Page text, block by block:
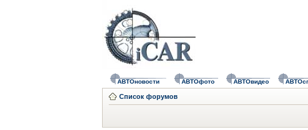
АВТОновости АВТОфото АВТОвидео
Список форумов